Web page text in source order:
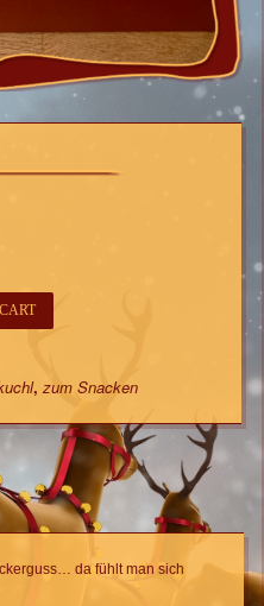
, zum Snacken
da fühlt man sich